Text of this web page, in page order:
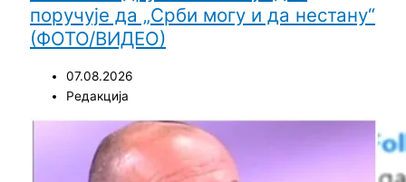
поручује да „Срби могу и да нестану“
(ФОТО/ВИДЕО)
07.08.2026
Редакција